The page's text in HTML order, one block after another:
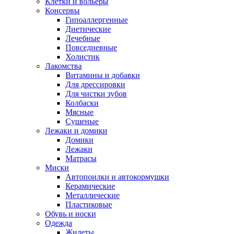
Консервы
Гипоаллергенные
Диетические
Лечебные
Повседневные
Холистик
Лакомства
Витамины и добавки
Для дрессировки
Для чистки зубов
Колбаски
Мясные
Сушеные
Лежаки и домики
Домики
Лежаки
Матрасы
Миски
Автопоилки и автокормушки
Керамические
Металлические
Пластиковые
Обувь и носки
Одежда
Жилеты